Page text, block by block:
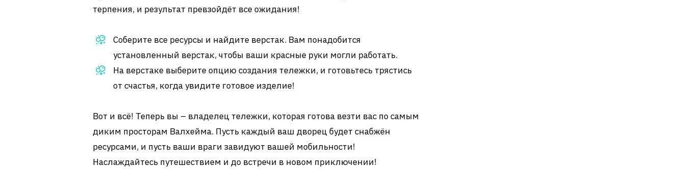
терпения, и результат превзойдёт все ожидания!
Соберите все ресурсы и найдите верстак. Вам понадобится
установленный верстак, чтобы ваши красные руки могли работать.
На верстаке выберите опцию создания тележки, и готовьтесь трястись
от счастья, когда увидите готовое изделие!
Вот и всё! Теперь вы – владелец тележки, которая готова везти вас по самым
диким просторам Валхейма. Пусть каждый ваш дворец будет снабжён
ресурсами, и пусть ваши враги завидуют вашей мобильности!
Наслаждайтесь путешествием и до встречи в новом приключении!